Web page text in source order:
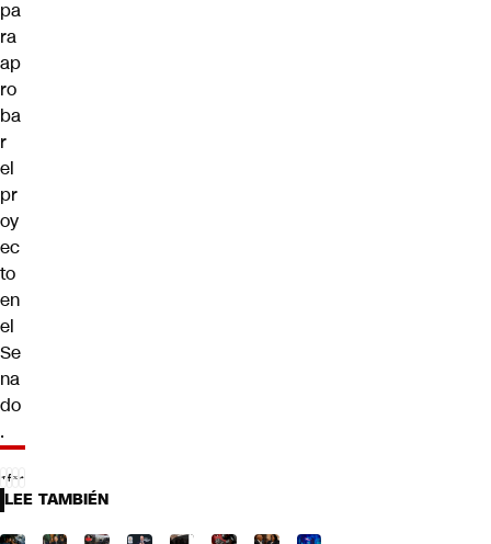
pa
ra
ap
ro
ba
r
el
pr
oy
ec
to
en
el
Se
na
do
.
LEE TAMBIÉN